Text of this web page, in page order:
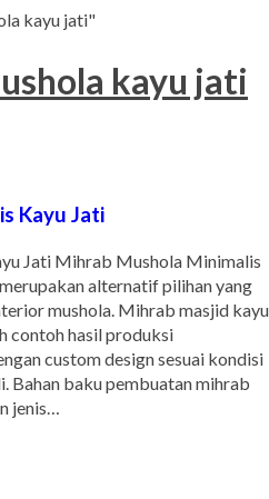
kayu jati"
kayu jati
Kayu Jati
Jati Mihrab Mushola Minimalis
alternatif pilihan yang
mushola. Mihrab masjid kayu
contoh hasil produksi
custom design sesuai kondisi
Bahan baku pembuatan mihrab
jenis…